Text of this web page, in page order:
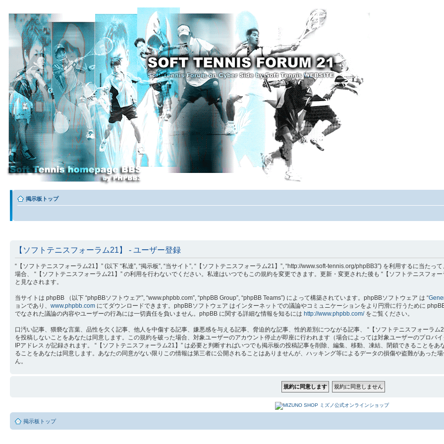
掲示板トップ
【ソフトテニスフォーラム21】 - ユーザー登録
“【ソフトテニスフォーラム21】” (以下 “私達”, “掲示板”, “当サイト”, “【ソフトテニスフォーラム21】”, “http://www.soft-tennis.org/phpBB3”) を利用するに当た
場合、 “【ソフトテニスフォーラム21】” の利用を行わないでください。私達はいつでもこの規約を変更できます。更新・変更された後も “【ソフトテニスフォ
と見なされます。
当サイトは phpBB （以下 “phpBBソフトウェア”, “www.phpbb.com”, “phpBB Group”, “phpBB Teams”) によって構築されています。phpBBソフトウェア は “
ョンであり、 www.phpbb.com にてダウンロードできます。phpBBソフトウェア はインターネットでの議論やコミュニケーションをより円滑に行うために
でなされた議論の内容やユーザーの行為には一切責任を負いません。phpBB に関する詳細な情報を知るには http://www.phpbb.com/をご覧ください。
口汚い記事、猥褻な言葉、品性を欠く記事、他人を中傷する記事、嫌悪感を与える記事、脅迫的な記事、性的差別につながる記事、 “【ソフトテニスフォーラ
を投稿しないことをあなたは同意します。この規約を破った場合、対象ユーザーのアカウント停止が即座に行われます（場合によっては対象ユーザーのプロバ
IPアドレス が記録されます。 “【ソフトテニスフォーラム21】” は必要と判断すればいつでも掲示板の投稿記事を削除、編集、移動、凍結、閉鎖できることを
ることをあなたは同意します。あなたの同意がない限りこの情報は第三者に公開されることはありませんが、ハッキング等によるデータの損傷や盗難があった
ん。
掲示板トップ